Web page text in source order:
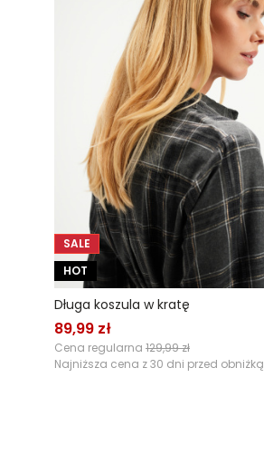
SALE
HOT
Długa koszula w kratę
89,99 zł
Cena regularna 129,99 zł
Najniższa cena z 30 dni przed obniżką